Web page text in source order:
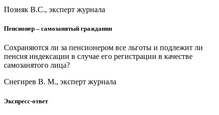
Позняк В.С., эксперт журнала
Пенсионер – самозанятый гражданин
Сохраняются ли за пенсионером все льготы и подлежит ли
пенсия индексации в случае его регистрации в качестве
самозанятого лица?
Снегирев В. М., эксперт журнала
Экспресс-ответ